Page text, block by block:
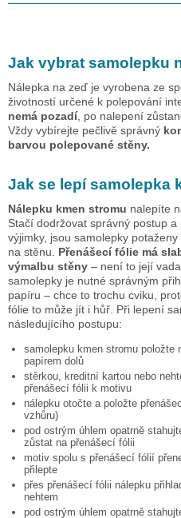
Jak vybrat samolepku
Nálepka na zeď je vyrobena ze
životností určené k polepování
nemá pozadí, po nalepení
Vždy vybírejte pečlivě správný
barvou polepované stěny.
Jak se lepí samolepka
Nálepku kmen stromu nalepíte
Stačí dodržovat správný postup
výjimky, jsou samolepky
na stěnu. Přenášecí fólie má
výmalbu stěny – není to její
samolepky je nutné správným
papíru – chce to trochu cviku,
fólie to může jít i hůř. Při lepení
následujícího postupu:
samolepku kmen stromu položte
papírem dolů
stěrkou, kreditní kartou nebo
přenášecí fólii k motivu
nálepku otočte a položte
vzhůru)
pod ostrým úhlem opatrně
zůstat na přenášecí fólii
motiv spolu s přenášecí fólií
přilepte
přes přenášecí fólii nálepku
nehtem
pod ostrým úhlem opatrně